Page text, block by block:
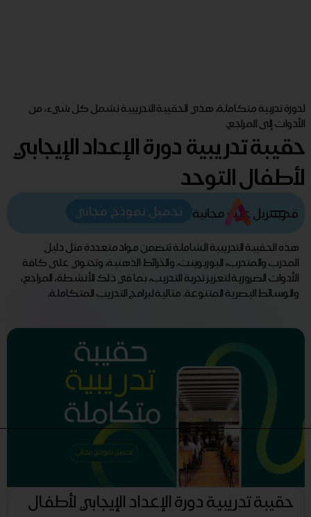
لدورة تدربية متكاملة، هذي الحقيبة التدريبية تشمل كل شيء، من
الأدوات إلى المراجع.
حقيبة تدريبية دورة الإعداد الإيجابي
لأطفال التوحد
قم بتنزيل عينة مجانية تحميل نموذج مجاني
هذه الحقيبة التدريبية الشاملة تتضمن مواد متعددة مثل دليل
المدرب والمتدرب، البوربوينت، والخرائط الذهنية، وتحتوي على كافة
الأدوات الضرورية لتعزيز تجربة التدريب، بما في ذلك الأنشطة، المراجع،
والوسائط البصرية المتنوعة. مثالية لبرامج التدريب المتكاملة.
حقيبة تدريبية دورة الإعداد الإيجابي لأطفال